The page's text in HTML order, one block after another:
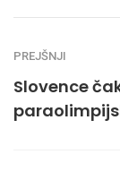
PREJŠNJI
Slovence